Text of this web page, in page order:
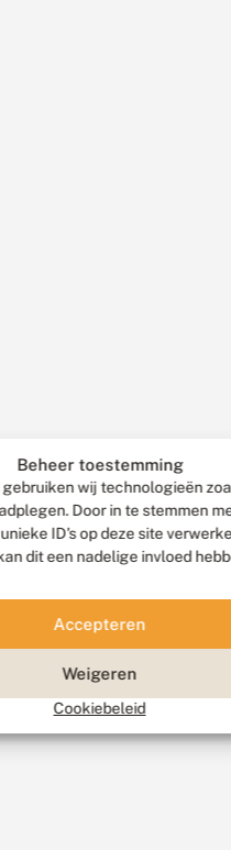
Beheer toestemming
wij technologieën
Door in te stemmen
ID's op deze site
dit een nadelige invloed
Accepteren
Weigeren
Cookiebeleid